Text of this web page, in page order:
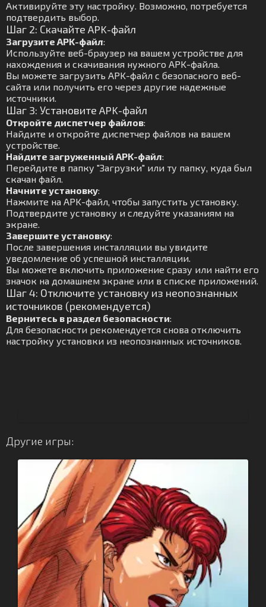
Активируйте эту настройку. Возможно, потребуется
подтвердить выбор.
Шаг 2: Скачайте APK-файл
Загрузите APK-файл:
Используйте веб-браузер на вашем устройстве для
нахождения и скачивания нужного APK-файла.
Вы можете загрузить APK-файл с безопасного веб-
сайта или получить его через другие надежные
источники.
Шаг 3: Установите APK-файл
Откройте диспетчер файлов:
Найдите и откройте диспетчер файлов на вашем
устройстве.
Найдите загруженный APK-файл:
Перейдите в папку "Загрузки" или ту папку, куда был
скачан файл.
Начните установку:
Нажмите на APK-файл, чтобы запустить установку.
Подтвердите установку и следуйте указаниям на
экране.
Завершите установку:
После завершения инсталляции вы увидите
уведомление об успешной инсталляции.
Вы можете включить приложение сразу или найти его
значок на домашнем экране или в списке приложений.
Шаг 4: Отключите установку из неопознанных
источников (рекомендуется)
Вернитесь в раздел безопасности:
Для безопасности рекомендуется снова отключить
настройку установки из неопознанных источников.
Другие игры: